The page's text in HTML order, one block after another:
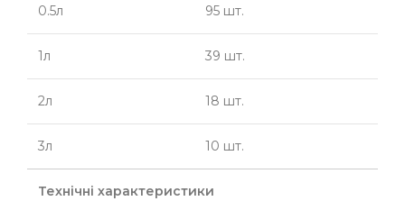
0.5л 95 шт.
1л 39 шт.
2л 18 шт.
3л 10 шт.
Технічні характеристики